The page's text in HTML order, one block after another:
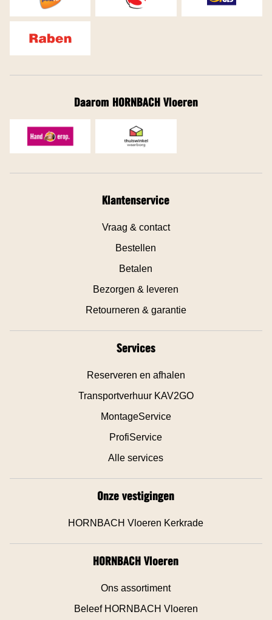
Daarom HORNBACH Vloeren
Klantenservice
Vraag & contact
Bestellen
Betalen
Bezorgen & leveren
Retourneren & garantie
Services
Reserveren en afhalen
Transportverhuur KAV2GO
MontageService
ProfiService
Alle services
Onze vestigingen
HORNBACH Vloeren Kerkrade
HORNBACH Vloeren
Ons assortiment
Beleef HORNBACH Vloeren